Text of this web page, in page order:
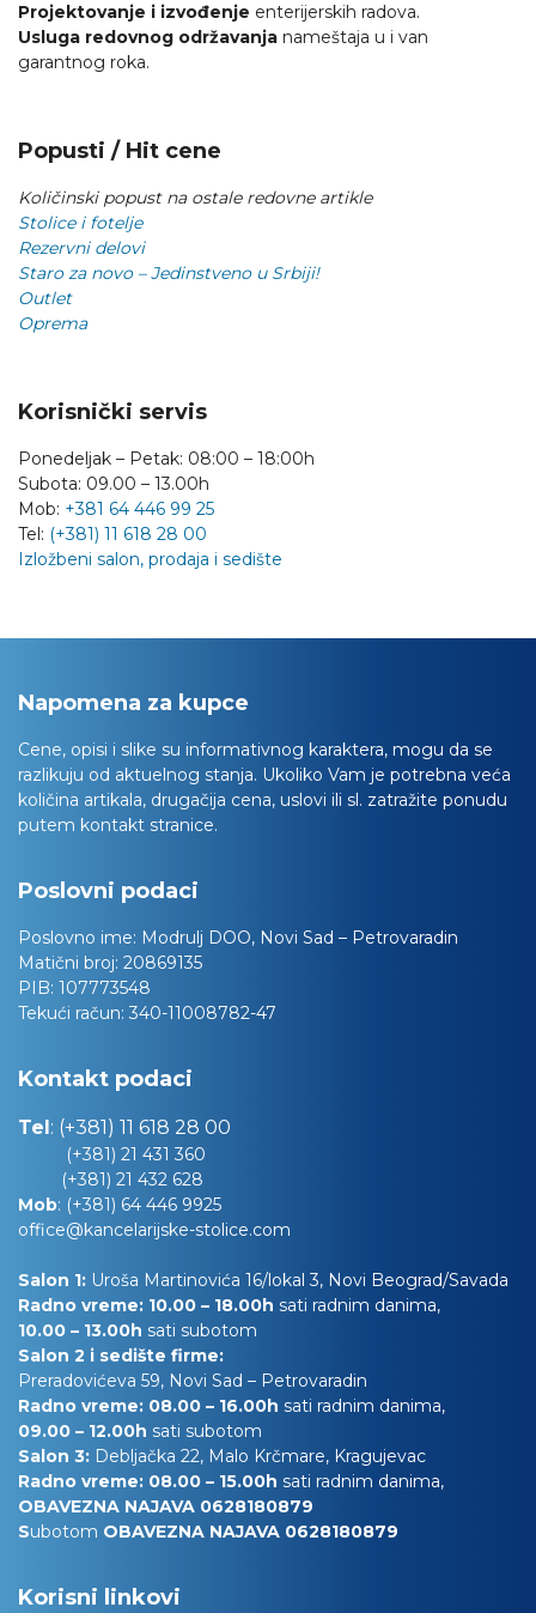
Projektovanje i izvođenje enterijerskih radova.
Usluga redovnog održavanja nameštaja u i van
garantnog roka.
Popusti / Hit cene
Količinski popust na ostale redovne artikle
Stolice i fotelje
Rezervni delovi
Staro za novo – Jedinstveno u Srbiji!
Outlet
Oprema
Korisnički servis
Ponedeljak – Petak: 08:00 – 18:00h
Subota: 09.00 – 13.00h
Mob: +381 64 446 99 25
Tel: (+381) 11 618 28 00
Izložbeni salon, prodaja i sedište
Napomena za kupce
Cene, opisi i slike su informativnog karaktera, mogu da se
razlikuju od aktuelnog stanja. Ukoliko Vam je potrebna veća
količina artikala, drugačija cena, uslovi ili sl. zatražite ponudu
putem kontakt stranice.
Poslovni podaci
Poslovno ime: Modrulj DOO, Novi Sad – Petrovaradin
Matični broj: 20869135
PIB: 107773548
Tekući račun: 340-11008782-47
Kontakt podaci
Tel: (+381) 11 618 28 00
(+381) 21 431 360
(+381) 21 432 628
Mob: (+381) 64 446 9925
office@kancelarijske-stolice.com
Salon 1: Uroša Martinovića 16/lokal 3, Novi Beograd/Savada
Radno vreme: 10.00 – 18.00h sati radnim danima,
10.00 – 13.00h sati subotom
Salon 2 i sedište firme:
Preradovićeva 59, Novi Sad – Petrovaradin
Radno vreme: 08.00 – 16.00h sati radnim danima,
09.00 – 12.00h sati subotom
Salon 3: Debljačka 22, Malo Krčmare, Kragujevac
Radno vreme: 08.00 – 15.00h sati radnim danima,
OBAVEZNA NAJAVA 0628180879
Subotom OBAVEZNA NAJAVA 0628180879
Korisni linkovi